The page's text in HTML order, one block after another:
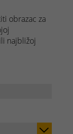
obrazac za
ili najbližoj